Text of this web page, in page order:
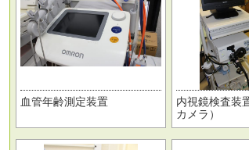
血管年齢測定装置
内視鏡検査装
カメラ）